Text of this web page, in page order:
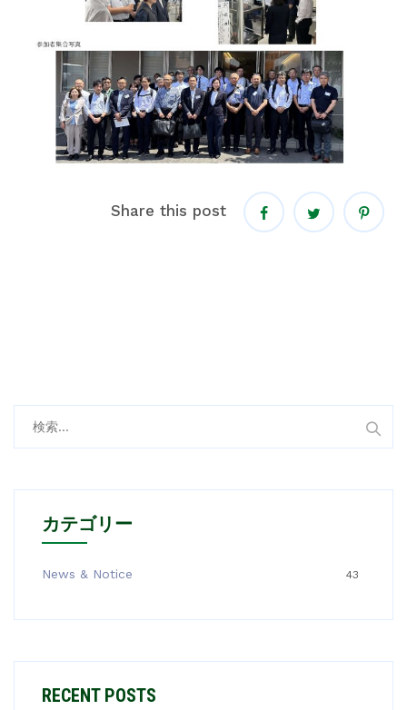
Share this post
カテゴリー
News & Notice 43
RECENT POSTS